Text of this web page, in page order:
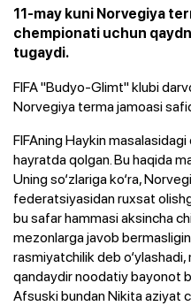
11-may kuni Norvegiya
chempionati uchun
tugaydi.
FIFA "Budyo-Glimt" klubi
Norvegiya terma jamoasi
FIFAning Haykin
hayratda qolgan. Bu haqida
Uning so‘zlariga ko‘ra,
federatsiyasidan ruxsat
bu safar hammasi aksincha
mezonlarga javob
rasmiyatchilik deb o‘ylashadi,
qandaydir noodatiy bayonot
Afsuski bundan Nikita aziyat